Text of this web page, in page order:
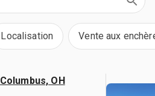
Localisation Vente aux
Columbus, OH